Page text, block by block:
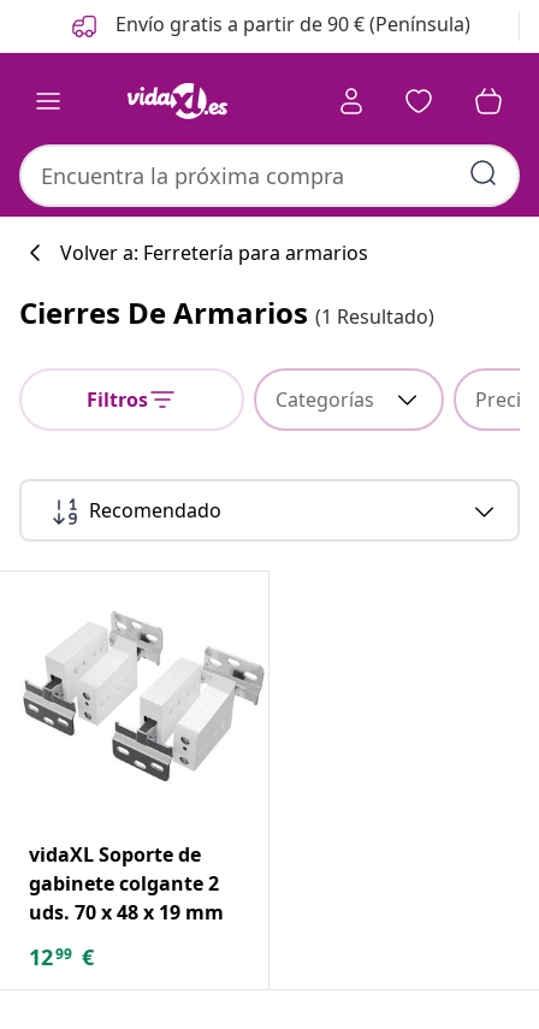
Anterior
Siguiente Envío gratis a partir de 90 € (Península)
Colección de
Volver a: Ferretería para armarios
Cierres De Armarios (1 Resultado)
Filtros Categorías Precio
Recomendado
vidaXL Soporte de
gabinete colgante 2
uds. 70 x 48 x 19 mm
1299 €